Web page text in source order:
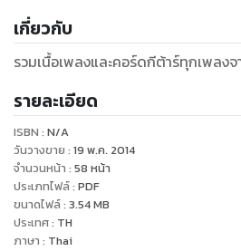
เกี่ยวกับ
รวมเนื้อเพลงและคอร์ดกีต้าร์ทุกเพลง
รายละเอียด
ISBN : N/A
วันวางขาย : 19 พ.ค. 2014
จำนวนหน้า : 58 หน้า
ประเภทไฟล์: PDF
ขนาดไฟล์: 3.54MB
ประเทศ: TH
ภาษา : Thai